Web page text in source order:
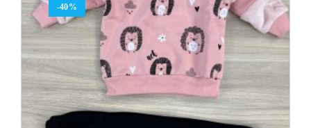
-40%